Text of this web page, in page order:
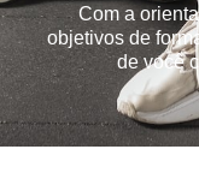
Com a
objetivos de
de você